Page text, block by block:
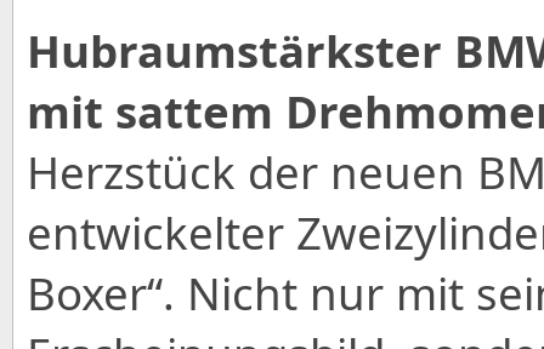
Hubraumstärkster
mit sattem
Herzstück der neuen
entwickelter
Boxer“. Nicht nur mit